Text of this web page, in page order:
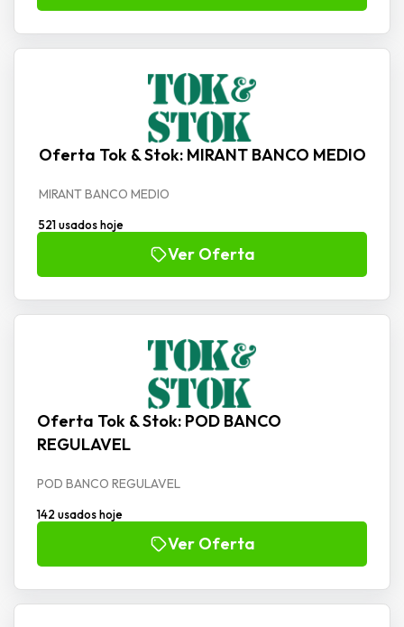
Oferta Tok & Stok: MIRANT BANCO MEDIO
MIRANT BANCO MEDIO
521 usados hoje
Ver Oferta
Oferta Tok & Stok: POD BANCO
REGULAVEL
POD BANCO REGULAVEL
142 usados hoje
Ver Oferta